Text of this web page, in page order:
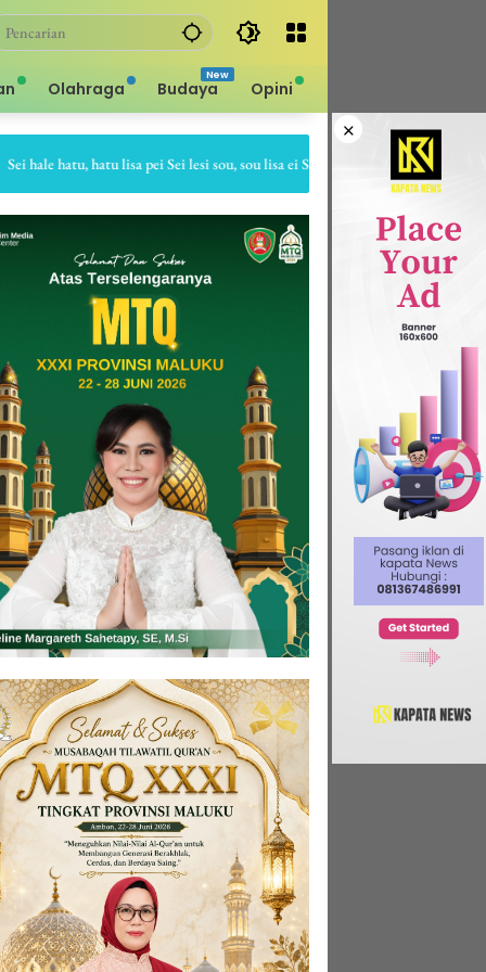
Olahraga Budaya Opini
×
hatu, hatu lisa pei Sei lesi sou, sou lisa ei Sapa bale batu, batu gepe dia Sapa